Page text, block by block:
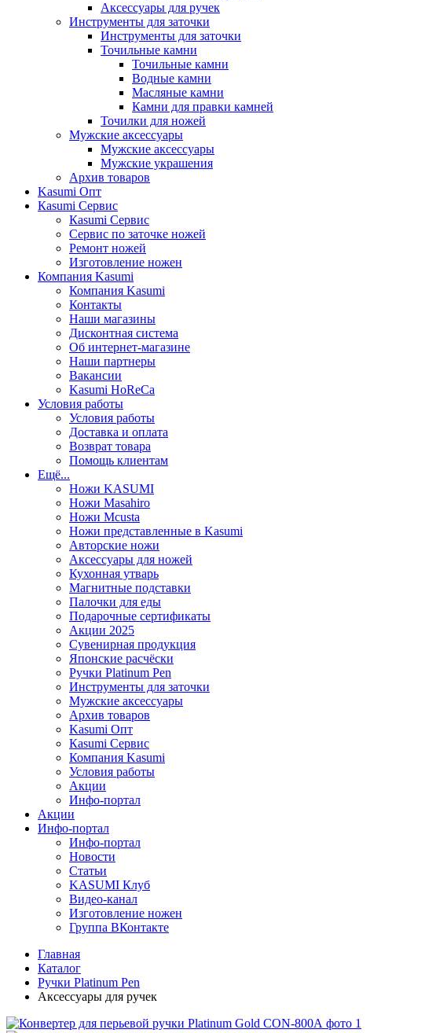
Аксессуары для ручек
Инструменты для заточки
Инструменты для заточки
Точильные камни
Точильные камни
Водные камни
Масляные камни
Камни для правки камней
Точилки для ножей
Мужские аксессуары
Мужские аксессуары
Мужские украшения
Архив товаров
Kasumi Опт
Кasumi Сервис
Кasumi Сервис
Сервис по заточке ножей
Ремонт ножей
Изготовление ножен
Компания Kasumi
Компания Kasumi
Контакты
Наши магазины
Дисконтная система
Об интернет-магазине
Наши партнеры
Вакансии
Kasumi HoReCa
Условия работы
Условия работы
Доставка и оплата
Возврат товара
Помощь клиентам
Ещё...
Ножи KASUMI
Ножи Masahiro
Ножи Mcusta
Ножи представленные в Kasumi
Авторские ножи
Аксессуары для ножей
Кухонная утварь
Магнитные подставки
Палочки для еды
Подарочные сертификаты
Акции 2025
Сувенирная продукция
Японские расчёски
Ручки Platinum Pen
Инструменты для заточки
Мужские аксессуары
Архив товаров
Kasumi Опт
Кasumi Сервис
Компания Kasumi
Условия работы
Акции
Инфо-портал
Акции
Инфо-портал
Инфо-портал
Новости
Статьи
KASUMI Клуб
Видео-канал
Изготовление ножен
Группа ВКонтакте
Главная
Каталог
Ручки Platinum Pen
Аксессуары для ручек